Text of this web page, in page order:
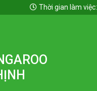
Thời gian làm việc: